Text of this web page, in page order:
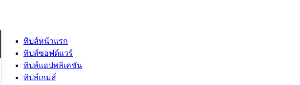
ทิปส์หน้าแรก
ทิปส์ซอฟต์แวร์
ทิปส์แอปพลิเคชัน
ทิปส์เกมส์